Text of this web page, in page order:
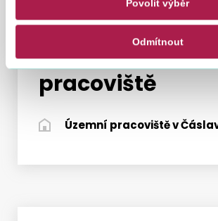
Povolit výběr
Odmítnout
Podřízená
pracoviště
Územní pracoviště v